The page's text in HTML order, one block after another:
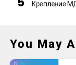
Крепление
You May